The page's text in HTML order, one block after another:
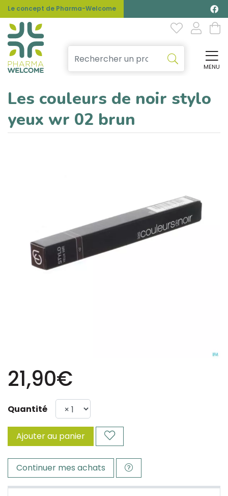
Le concept de Pharma-Welcome
MENU
Les couleurs de noir stylo
yeux wr 02 brun
21,90€
Quantité
Ajouter au panier
Continuer mes achats